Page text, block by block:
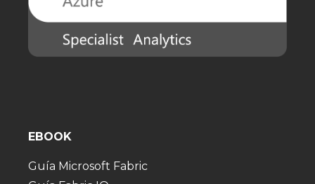
EBOOK
Guía Microsoft Fabric